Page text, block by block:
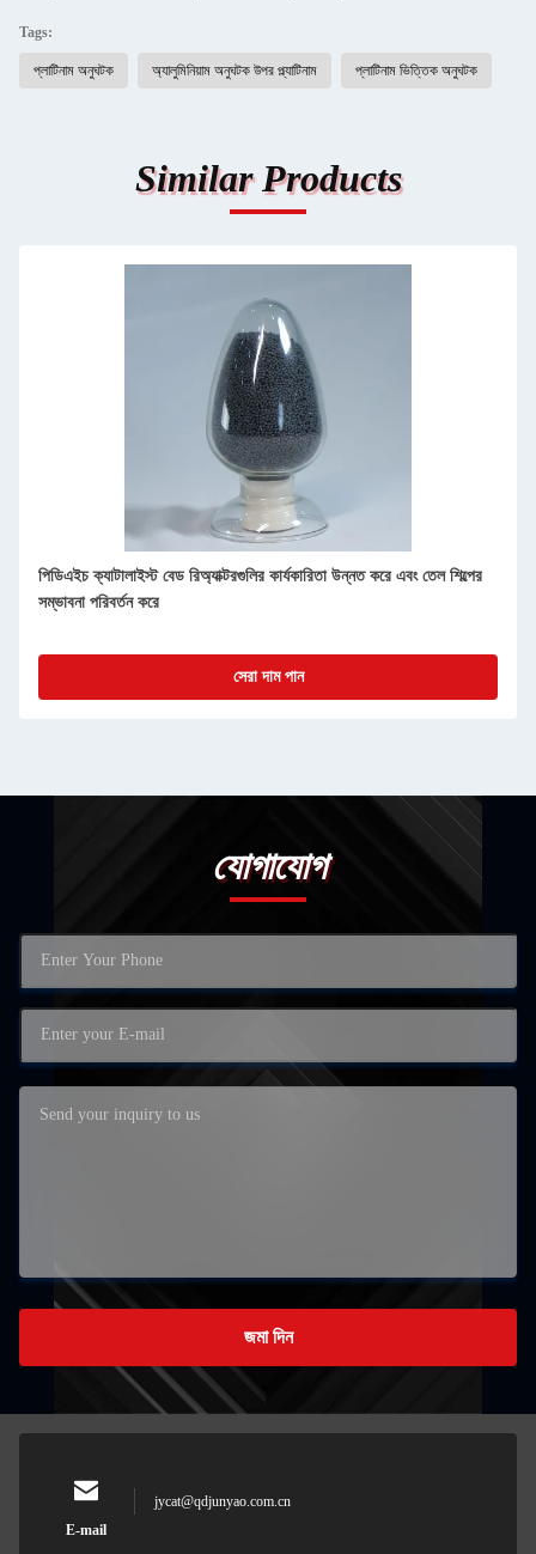
Tags:
প্লাটিনাম অনুঘটক অ্যালুমিনিয়াম অনুঘটক উপর প্ল্যাটিনাম প্লাটিনাম ভিত্তিক অনুঘটক
Similar Products
পিডিএইচ ক্যাটালাইস্ট বেড রিঅ্যাক্টরগুলির কার্যকারিতা উন্নত করে এবং তেল শিল্পের
সম্ভাবনা পরিবর্তন করে
সেরা দাম পান
যোগাযোগ
জমা দিন
E-mail
jycat@qdjunyao.com.cn